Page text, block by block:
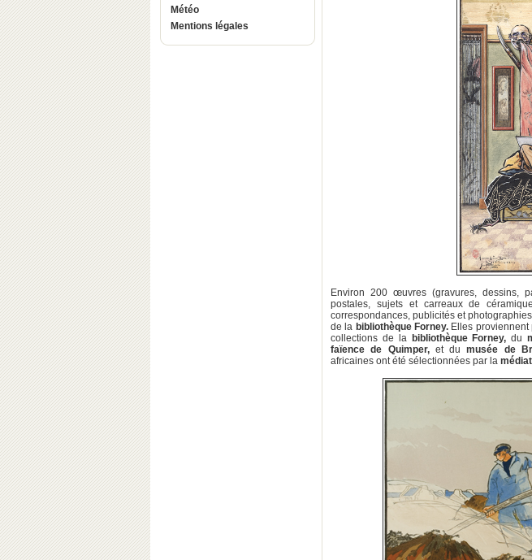
Météo
Mentions légales
Environ 200 œuvres (gravures, dessins,
postales, sujets et carreaux de
correspondances, publicités et
de la bibliothèque Forney. Elles
collections de la bibliothèque Forney,du
faïence de Quimper, et dumusée de
africaines ont été sélectionnées par la